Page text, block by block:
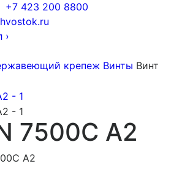
+7 423 200 8800
›
крепеж Винты Винт
7500C A2
A2